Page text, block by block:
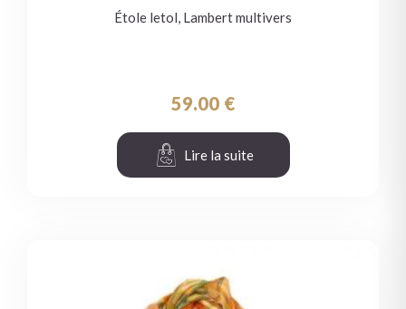
Étole letol, Lambert multivers
59.00 €
Lire la suite